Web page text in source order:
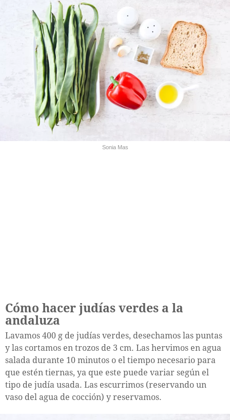
Sonia Mas
Cómo hacer judías verdes a la
andaluza
Lavamos 400 g de judías verdes, desechamos las puntas
y las cortamos en trozos de 3 cm. Las hervimos en agua
salada durante 10 minutos o el tiempo necesario para
que estén tiernas, ya que este puede variar según el
tipo de judía usada. Las escurrimos (reservando un
vaso del agua de cocción) y reservamos.